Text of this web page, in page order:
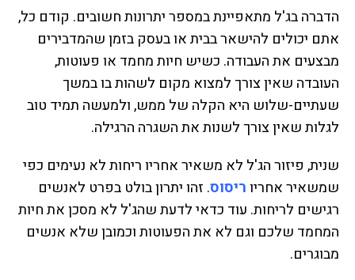
הדברה בג'ל מתאפיינת במספר יתרונות חשובים. קודם כל,
אתם יכולים להישאר בבית או בעסק בזמן שהמדבירים
מבצעים את העבודה. כשיש חיות מחמד או פעוטות,
העובדה שאין צורך למצוא מקום לשהות בו במשך
שעתיים-שלוש היא הקלה של ממש, ולמעשה תמיד טוב
לגלות שאין צורך לשנות את השגרה הרגילה.
שנית, פיזור הג'ל לא משאיר אחריו ריחות לא נעימים כפי
שמשאיר אחריוריסוס. זהו יתרון בולט בפרט לאנשים
רגישים לריחות. עוד כדאי לדעת שהג'ל לא מסכן את חיות
המחמד שלכם וגם לא את הפעוטות וכמובן שלא אנשים
מבוגרים.